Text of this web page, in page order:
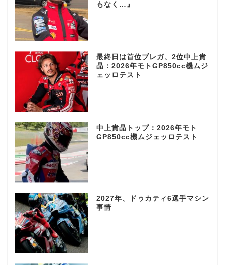
もなく…』
最終日は首位ブレガ、2位中上貴
晶：2026年モトGP850cc機ムジ
ェッロテスト
中上貴晶トップ：2026年モト
GP850cc機ムジェッロテスト
2027年、ドゥカティ6選手マシン
事情